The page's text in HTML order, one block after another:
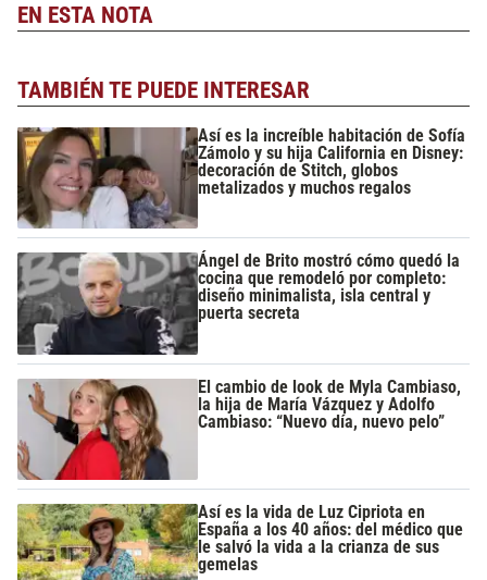
EN ESTA NOTA
TAMBIÉN TE PUEDE INTERESAR
Así es la increíble habitación de Sofía
Zámolo y su hija California en Disney:
decoración de Stitch, globos
metalizados y muchos regalos
Ángel de Brito mostró cómo quedó la
cocina que remodeló por completo:
diseño minimalista, isla central y
puerta secreta
El cambio de look de Myla Cambiaso,
la hija de María Vázquez y Adolfo
Cambiaso: “Nuevo día, nuevo pelo”
Así es la vida de Luz Cipriota en
España a los 40 años: del médico que
le salvó la vida a la crianza de sus
gemelas